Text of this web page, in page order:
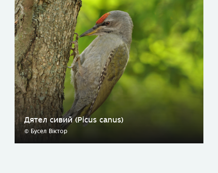
Дятел сивий (Picus canus)
© Бусел Віктор